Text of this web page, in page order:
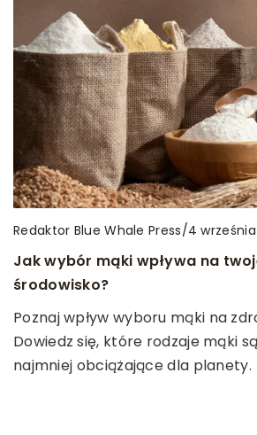
Redaktor Blue Whale Press/4
Jak dobrać idealną bieliznę do
stylizacji?
Odkryj, jak dobrać bieliznę, która
styl i sprawi, że poczujesz się
niezależnie od okazji. Dowiedz się,
Redaktor Blue Whale Press/4
Jak wybór mąki wpływa na
środowisko?
Poznaj wpływ wyboru mąki na
Dowiedz się, które rodzaje mąki
najmniej obciążające dla planety.
infanterplace /29 marca 2023
Jakie korzyści da dziecku
Bycie dzieckiem to dla człowieka
najintensywniejszy okres, jeśli
poznawanie świata.